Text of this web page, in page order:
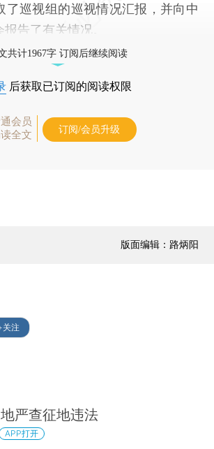
了巡视组的巡视情况汇报，并向中
告了有关情况。
共计1967字 订阅后继续阅读
后获取已订阅的阅读权限
会员
全文
订阅/会员升级
版面编辑：路炳阳
关注
严查征地违法
APP打开